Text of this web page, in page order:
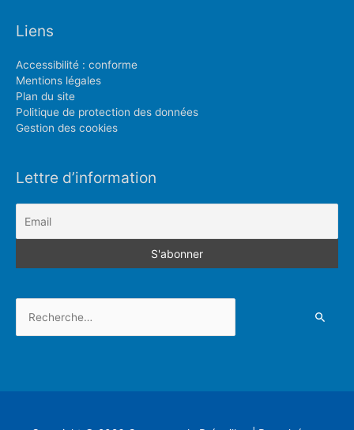
Liens
Accessibilité : conforme
Mentions légales
Plan du site
Politique de protection des données
Gestion des cookies
Lettre d’information